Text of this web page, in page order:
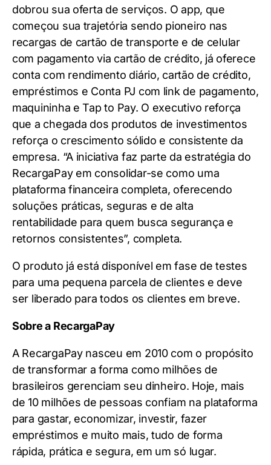
dobrou sua oferta de serviços. O app, que
começou sua trajetória sendo pioneiro nas
recargas de cartão de transporte e de celular
com pagamento via cartão de crédito, já oferece
conta com rendimento diário, cartão de crédito,
empréstimos e Conta PJ com link de pagamento,
maquininha e Tap to Pay. O executivo reforça
que a chegada dos produtos de investimentos
reforça o crescimento sólido e consistente da
empresa. “A iniciativa faz parte da estratégia do
RecargaPay em consolidar-se como uma
plataforma financeira completa, oferecendo
soluções práticas, seguras e de alta
rentabilidade para quem busca segurança e
retornos consistentes”, completa.
O produto já está disponível em fase de testes
para uma pequena parcela de clientes e deve
ser liberado para todos os clientes em breve.
Sobre a RecargaPay
A RecargaPay nasceu em 2010 com o propósito
de transformar a forma como milhões de
brasileiros gerenciam seu dinheiro. Hoje, mais
de 10 milhões de pessoas confiam na plataforma
para gastar, economizar, investir, fazer
empréstimos e muito mais, tudo de forma
rápida, prática e segura, em um só lugar.